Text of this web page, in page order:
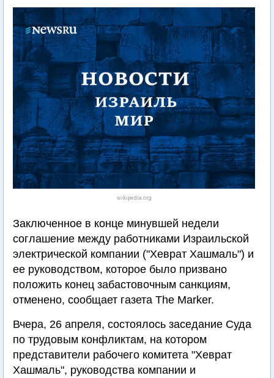
wikipedia.org
Заключенное в конце минувшей недели
соглашение между работниками Израильской
электрической компании ("Хеврат Хашмаль") и
ее руководством, которое было призвано
положить конец забастовочным санкциям,
отменено, сообщает газета The Marker.
Вчера, 26 апреля, состоялось заседание Суда
по трудовым конфликтам, на котором
представители рабочего комитета "Хеврат
Хашмаль", руководства компании и